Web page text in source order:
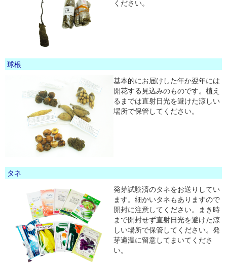
ください。
球根
基本的にお届けした年か翌年には
開花する見込みのものです。植え
るまでは直射日光を避けた涼しい
場所で保管してください。
タネ
発芽試験済のタネをお送りしてい
ます。細かいタネもありますので
開封に注意してください。まき時
まで開封せず直射日光を避けた涼
しい場所で保管してください。発
芽適温に留意してまいてくださ
い。